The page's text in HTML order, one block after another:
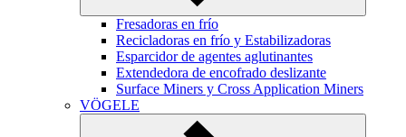
Fresadoras en frío
Recicladoras en frío y Estabilizadoras
Esparcidor de agentes aglutinantes
Extendedora de encofrado deslizante
Surface Miners y Cross Application Miners
VÖGELE